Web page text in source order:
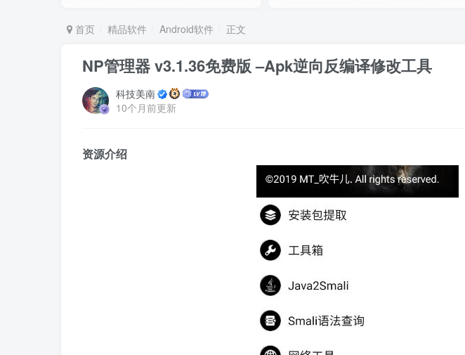
首页 精品软件 Android软件 正文
NP管理器 v3.1.36免费版 –Apk逆向反编译修改工具
科技美南
10个月前更新
资源介绍